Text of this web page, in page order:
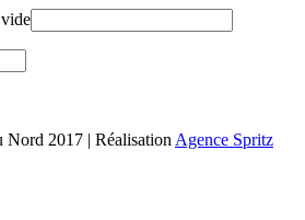
2017 | Réalisation Agence Spritz